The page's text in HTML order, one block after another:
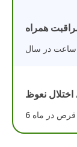
همراه
اختلال نعوظ